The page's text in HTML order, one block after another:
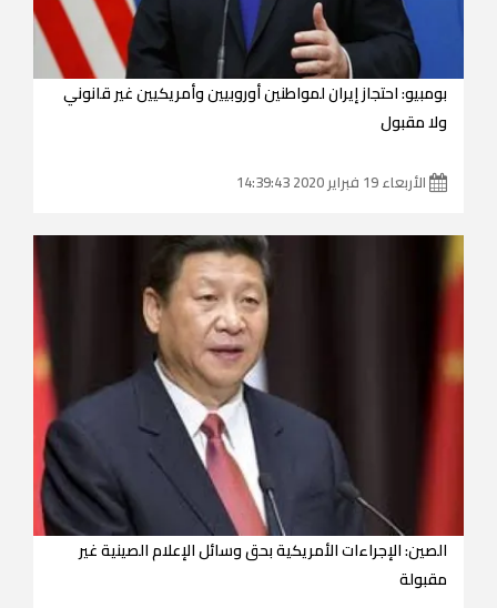
بومبيو: احتجاز إيران لمواطنين أوروبيين وأمريكيين غير قانوني
ولا مقبول
الأربعاء 19 فبراير 2020 14:39:43
الصين: الإجراءات الأمريكية بحق وسائل الإعلام الصينية غير
مقبولة